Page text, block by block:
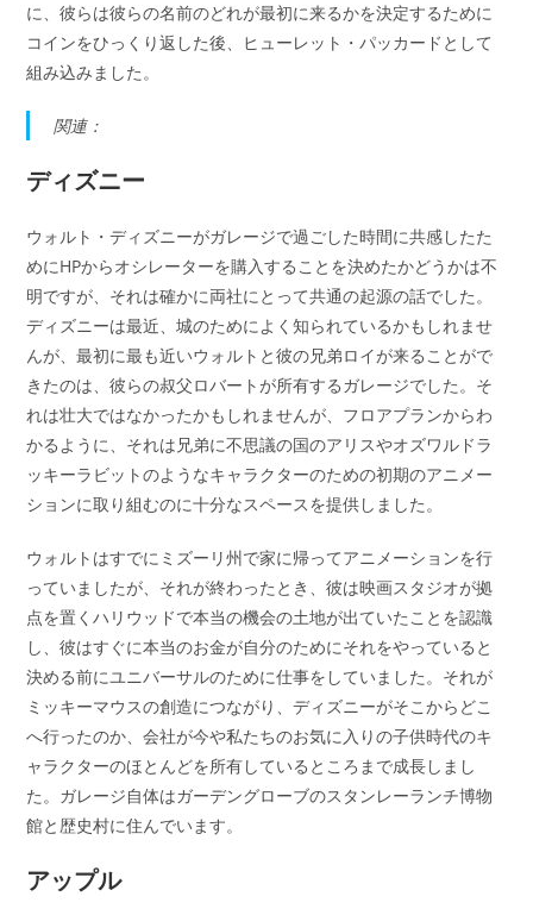
に、彼らは彼らの名前のどれが最初に来るかを決定するために
コインをひっくり返した後、ヒューレット・パッカードとして
組み込みました。
関連：
ディズニー
ウォルト・ディズニーがガレージで過ごした時間に共感したた
めにHPからオシレーターを購入することを決めたかどうかは不
明ですが、それは確かに両社にとって共通の起源の話でした。
ディズニーは最近、城のためによく知られているかもしれませ
んが、最初に最も近いウォルトと彼の兄弟ロイが来ることがで
きたのは、彼らの叔父ロバートが所有するガレージでした。そ
れは壮大ではなかったかもしれませんが、フロアプランからわ
かるように、それは兄弟に不思議の国のアリスやオズワルドラ
ッキーラビットのようなキャラクターのための初期のアニメー
ションに取り組むのに十分なスペースを提供しました。
ウォルトはすでにミズーリ州で家に帰ってアニメーションを行
っていましたが、それが終わったとき、彼は映画スタジオが拠
点を置くハリウッドで本当の機会の土地が出ていたことを認識
し、彼はすぐに本当のお金が自分のためにそれをやっていると
決める前にユニバーサルのために仕事をしていました。それが
ミッキーマウスの創造につながり、ディズニーがそこからどこ
へ行ったのか、会社が今や私たちのお気に入りの子供時代のキ
ャラクターのほとんどを所有しているところまで成長しまし
た。ガレージ自体はガーデングローブのスタンレーランチ博物
館と歴史村に住んでいます。
アップル